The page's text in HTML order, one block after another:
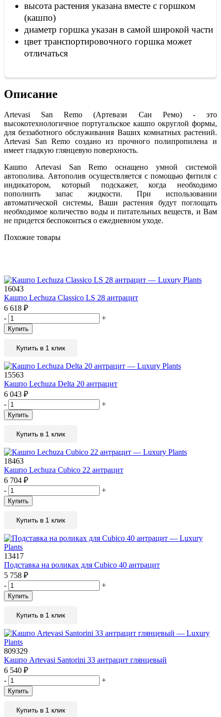
высота растения указана вместе с горшком
(кашпо)
диаметр горшка указан в самой широкой части
цвет транспортировочного горшка может
отличаться
Описание
Artevasi San Remo (Артевази Сан Ремо) - это
высокотехнологичное португальское кашпо округлой формы,
для беззаботного обслуживания Ваших комнатных растений.
Artevasi San Remo создано из прочного полипропилена и
имеет гладкую глянцевую поверхность.
Кашпо Artevasi San Remo оснащено умной системой
автополива. Автополив осуществляется с помощью фитиля с
индикатором, который подскажет, когда необходимо
пополнить запас жидкости. При использовании
автоматической системы, Ваши растения будут поглощать
необходимое количество воды и питательных веществ, и Вам
не придется беспокоиться о ежедневном уходе.
Похожие товары
16043
Кашпо Lechuza Classico LS 28 антрацит
6 618 ₽
-
+
Купить
Купить в 1 клик
15563
Кашпо Lechuza Delta 20 антрацит
6 043 ₽
-
+
Купить
Купить в 1 клик
18463
Кашпо Lechuza Cubico 22 антрацит
6 704 ₽
-
+
Купить
Купить в 1 клик
13417
Подставка на роликах для Cubico 40 антрацит
5 758 ₽
-
+
Купить
Купить в 1 клик
809329
Кашпо Artevasi Santorini 33 антрацит глянцевый
6 540 ₽
-
+
Купить
Купить в 1 клик